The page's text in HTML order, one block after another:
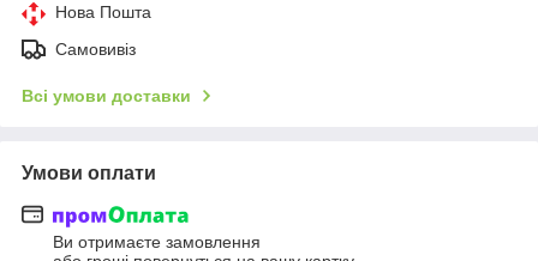
Нова Пошта
Самовивіз
Всі умови доставки
Умови оплати
Ви отримаєте замовлення